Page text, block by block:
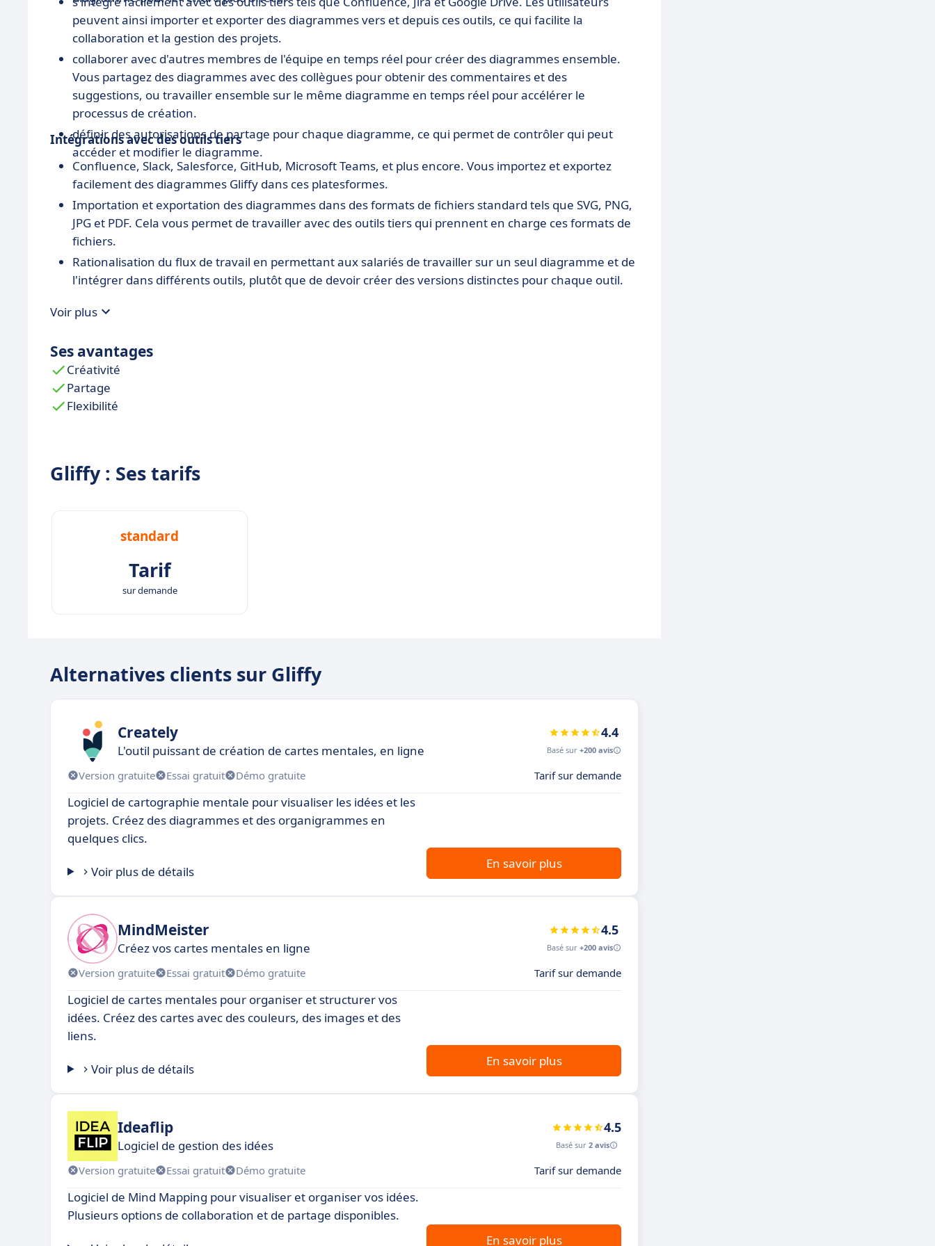
peuvent ainsi importer et exporter des diagrammes vers et depuis ces outils, ce qui facilite la
collaboration et la gestion des projets.
collaborer avec d'autres membres de l'équipe en temps réel pour créer des diagrammes ensemble.
Vous partagez des diagrammes avec des collègues pour obtenir des commentaires et des
suggestions, ou travailler ensemble sur le même diagramme en temps réel pour accélérer le
processus de création.
définir des autorisations de partage pour chaque diagramme, ce qui permet de contrôler qui peut
accéder et modifier le diagramme.
Intégrations avec des outils tiers
Confluence, Slack, Salesforce, GitHub, Microsoft Teams, et plus encore. Vous importez et exportez
facilement des diagrammes Gliffy dans ces platesformes.
Importation et exportation des diagrammes dans des formats de fichiers standard tels que SVG, PNG,
JPG et PDF. Cela vous permet de travailler avec des outils tiers qui prennent en charge ces formats de
fichiers.
Rationalisation du flux de travail en permettant aux salariés de travailler sur un seul diagramme et de
l'intégrer dans différents outils, plutôt que de devoir créer des versions distinctes pour chaque outil.
Voir plus
Ses avantages
Créativité
Partage
Flexibilité
Gliffy : Ses tarifs
standard
Tarif
sur demande
Alternatives clients sur Gliffy
Creately
L'outil puissant de création de cartes mentales, en ligne
4.4
Basé sur +200 avis
Version gratuite Essai gratuit Démo gratuite Tarif sur demande
Logiciel de cartographie mentale pour visualiser les idées et les
projets. Créez des diagrammes et des organigrammes en
quelques clics.
Voir plus de détails
En savoir plus
MindMeister
Créez vos cartes mentales en ligne
4.5
Basé sur +200 avis
Version gratuite Essai gratuit Démo gratuite Tarif sur demande
Logiciel de cartes mentales pour organiser et structurer vos
idées. Créez des cartes avec des couleurs, des images et des
liens.
Voir plus de détails
En savoir plus
Ideaflip
Logiciel de gestion des idées
4.5
Basé sur 2 avis
Version gratuite Essai gratuit Démo gratuite Tarif sur demande
Logiciel de Mind Mapping pour visualiser et organiser vos idées.
Plusieurs options de collaboration et de partage disponibles.
En savoir plus